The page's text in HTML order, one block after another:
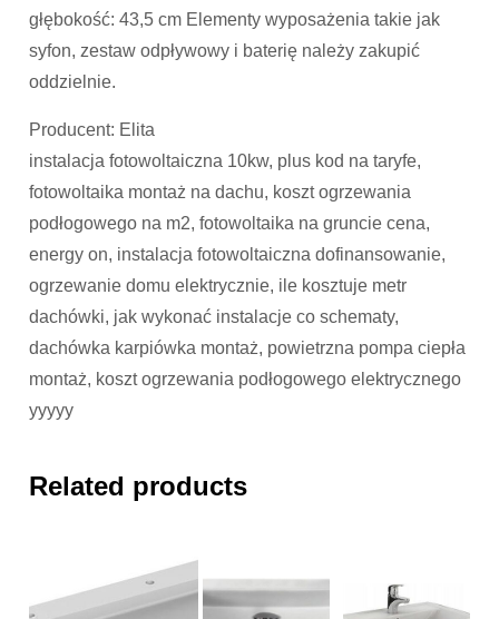
głębokość: 43,5 cm Elementy wyposażenia takie jak
syfon, zestaw odpływowy i baterię należy zakupić
oddzielnie.
Producent: Elita
instalacja fotowoltaiczna 10kw, plus kod na taryfe,
fotowoltaika montaż na dachu, koszt ogrzewania
podłogowego na m2, fotowoltaika na gruncie cena,
energy on, instalacja fotowoltaiczna dofinansowanie,
ogrzewanie domu elektrycznie, ile kosztuje metr
dachówki, jak wykonać instalacje co schematy,
dachówka karpiówka montaż, powietrzna pompa ciepła
montaż, koszt ogrzewania podłogowego elektrycznego
yyyyy
Related products